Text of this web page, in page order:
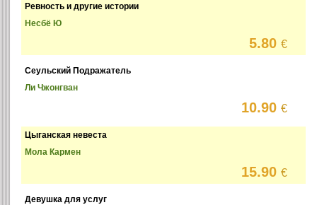
Ревность и другие истории
Несбё Ю
5.80€
Сеульский Подражатель
Ли Чжонгван
10.90€
Цыганская невеста
Мола Кармен
15.90€
Девушка для услуг